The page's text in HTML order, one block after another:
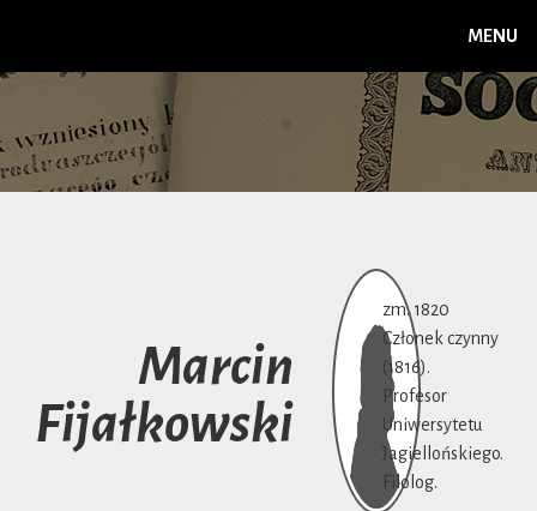
MENU
Marcin
Fijałkowski
zm. 1820
Członek czynny
(1816).
Profesor
Uniwersytetu
Jagiellońskiego.
Filolog.